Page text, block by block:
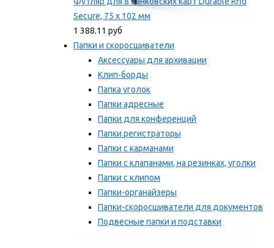
Secure, 75 х 102 мм
1 388.11 руб
Папки и скоросшиватели
Аксессуары для архивации
Клип-борды
Папка уголок
Папки адресные
Папки для конференций
Папки регистраторы
Папки с карманами
Папки с клапанами, на резинках, уголки
Папки с клипом
Папки-органайзеры
Папки-скоросшиватели для документов
Подвесные папки и подставки